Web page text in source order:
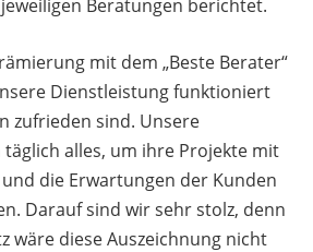
Beratungen berichtet.
mit dem „Beste Berater“
Dienstleistung funktioniert
zufrieden sind. Unsere
alles, um ihre Projekte mit
die Erwartungen der Kunden
Darauf sind wir sehr stolz, denn
wäre diese Auszeichnung nicht